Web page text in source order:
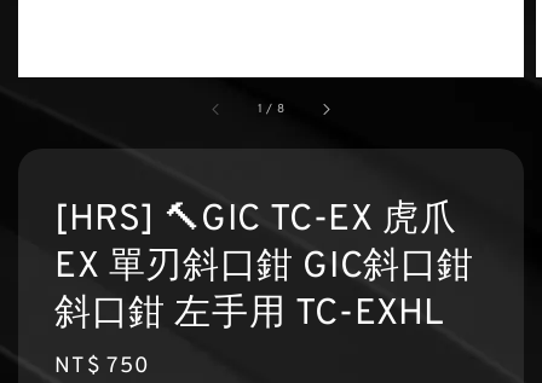
1 / 8
[HRS] 🔨GIC TC-EX 虎爪
EX 單刃斜口鉗 GIC斜口鉗
斜口鉗 左手用 TC-EXHL
Regular
NT$ 750